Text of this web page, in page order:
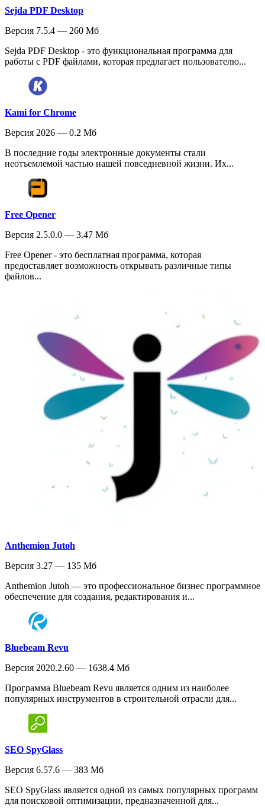
Sejda PDF Desktop
Версия 7.5.4 — 260 Мб
Sejda PDF Desktop - это функциональная программа для
работы с PDF файлами, которая предлагает пользователю...
Kami for Chrome
Версия 2026 — 0.2 Мб
В последние годы электронные документы стали
неотъемлемой частью нашей повседневной жизни. Их...
Free Opener
Версия 2.5.0.0 — 3.47 Мб
Free Opener - это бесплатная программа, которая
предоставляет возможность открывать различные типы
файлов...
Anthemion Jutoh
Версия 3.27 — 135 Мб
Anthemion Jutoh — это профессиональное бизнес программное
обеспечение для создания, редактирования и...
Bluebeam Revu
Версия 2020.2.60 — 1638.4 Мб
Программа Bluebeam Revu является одним из наиболее
популярных инструментов в строительной отрасли для...
SEO SpyGlass
Версия 6.57.6 — 383 Мб
SEO SpyGlass является одной из самых популярных программ
для поисковой оптимизации, предназначенной для...